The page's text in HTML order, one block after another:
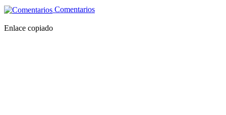
Comentarios
Enlace copiado